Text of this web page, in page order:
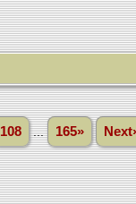
108 ... 165»